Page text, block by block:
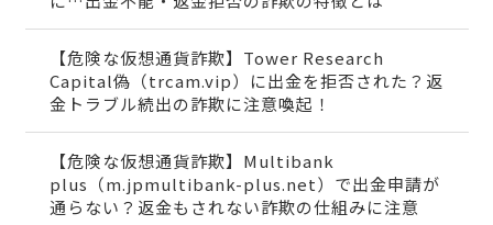
【危険な仮想通貨詐欺】Tower Research
Capital偽（trcam.vip）に出金を拒否された？返
金トラブル続出の詐欺に注意喚起！
【危険な仮想通貨詐欺】Multibank
plus（m.jpmultibank-plus.net）で出金申請が
通らない？返金もされない詐欺の仕組みに注意